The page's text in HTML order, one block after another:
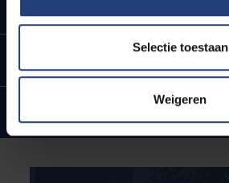
Selectie toestaan
Weigeren